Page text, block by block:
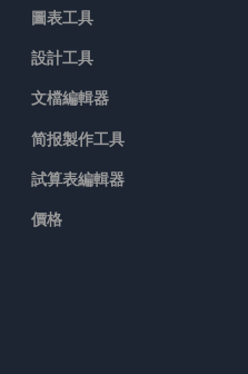
圖表工具
設計工具
文檔編輯器
简报製作工具
試算表編輯器
價格